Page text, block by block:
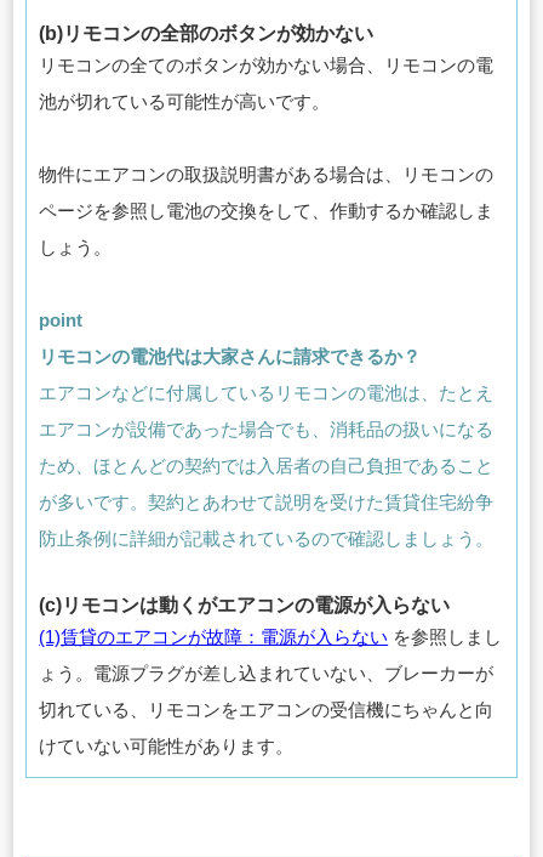
(b)リモコンの全部のボタンが効かない
リモコンの全てのボタンが効かない場合、リモコンの電
池が切れている可能性が高いです。
物件にエアコンの取扱説明書がある場合は、リモコンの
ページを参照し電池の交換をして、作動するか確認しま
しょう。
point
リモコンの電池代は大家さんに請求できるか？
エアコンなどに付属しているリモコンの電池は、たとえ
エアコンが設備であった場合でも、消耗品の扱いになる
ため、ほとんどの契約では入居者の自己負担であること
が多いです。契約とあわせて説明を受けた賃貸住宅紛争
防止条例に詳細が記載されているので確認しましょう。
(c)リモコンは動くがエアコンの電源が入らない
(1)賃貸のエアコンが故障：電源が入らない を参照しまし
ょう。電源プラグが差し込まれていない、ブレーカーが
切れている、リモコンをエアコンの受信機にちゃんと向
けていない可能性があります。